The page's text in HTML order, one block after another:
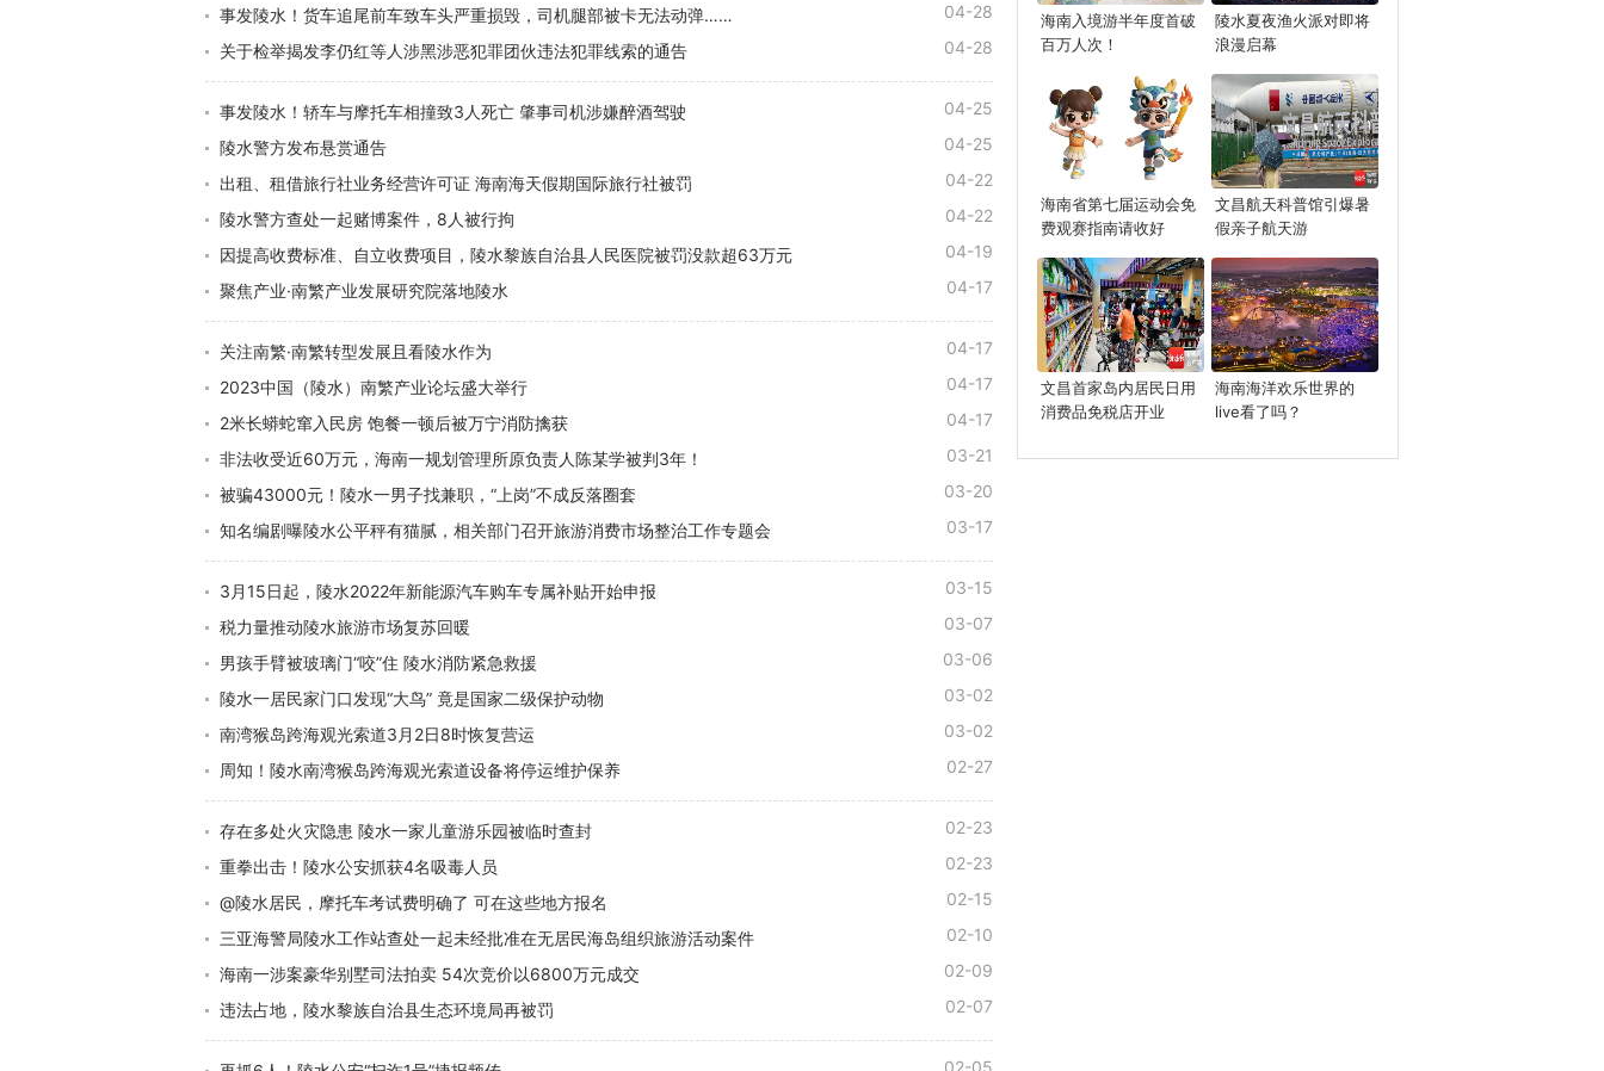
事发陵水！货车追尾前车致车头严重损毁，司机腿部被卡无法动弹……
04-28
关于检举揭发李仍红等人涉黑涉恶犯罪团伙违法犯罪线索的通告
04-28
事发陵水！轿车与摩托车相撞致3人死亡 肇事司机涉嫌醉酒驾驶
04-25
陵水警方发布悬赏通告
04-25
出租、租借旅行社业务经营许可证 海南海天假期国际旅行社被罚
04-22
陵水警方查处一起赌博案件，8人被行拘
04-22
因提高收费标准、自立收费项目，陵水黎族自治县人民医院被罚没款超63万元
04-19
聚焦产业·南繁产业发展研究院落地陵水
04-17
关注南繁·南繁转型发展且看陵水作为
04-17
2023中国（陵水）南繁产业论坛盛大举行
04-17
2米长蟒蛇窜入民房 饱餐一顿后被万宁消防擒获
04-17
非法收受近60万元，海南一规划管理所原负责人陈某学被判3年！
03-21
被骗43000元！陵水一男子找兼职，“上岗”不成反落圈套
03-20
知名编剧曝陵水公平秤有猫腻，相关部门召开旅游消费市场整治工作专题会
03-17
3月15日起，陵水2022年新能源汽车购车专属补贴开始申报
03-15
税力量推动陵水旅游市场复苏回暖
03-07
男孩手臂被玻璃门“咬”住 陵水消防紧急救援
03-06
陵水一居民家门口发现“大鸟” 竟是国家二级保护动物
03-02
南湾猴岛跨海观光索道3月2日8时恢复营运
03-02
周知！陵水南湾猴岛跨海观光索道设备将停运维护保养
02-27
存在多处火灾隐患 陵水一家儿童游乐园被临时查封
02-23
重拳出击！陵水公安抓获4名吸毒人员
02-23
@陵水居民，摩托车考试费明确了 可在这些地方报名
02-15
三亚海警局陵水工作站查处一起未经批准在无居民海岛组织旅游活动案件
02-10
海南一涉案豪华别墅司法拍卖 54次竞价以6800万元成交
02-09
违法占地，陵水黎族自治县生态环境局再被罚
02-07
02-05
海南入境游半年度首破
百万人次！
陵水夏夜渔火派对即将
浪漫启幕
海南省第七届运动会免
费观赛指南请收好
文昌航天科普馆引爆暑
假亲子航天游
文昌首家岛内居民日用
消费品免税店开业
海南海洋欢乐世界的
live看了吗？